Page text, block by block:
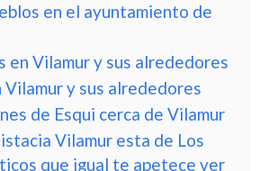
en el ayuntamiento de
en Vilamur y sus alrededores
Vilamur y sus alrededores
de Esqui cerca de Vilamur
Vilamur esta de Los
que igual te apetece ver